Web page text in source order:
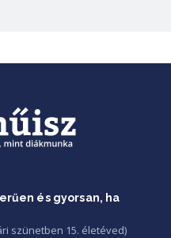
és gyorsan, ha
szünetben 15. életéved)